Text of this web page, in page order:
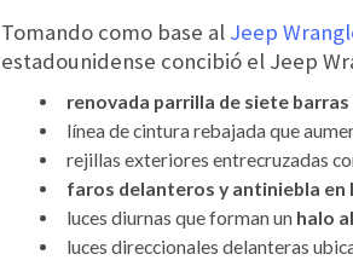
Tomando como base al Jeep
estadounidense concibió el Jeep
renovada parrilla de siete barras
línea de cintura rebajada que
rejillas exteriores entrecruzadas
faros delanteros y antiniebla en
luces diurnas que forman un halo
luces direccionales delanteras